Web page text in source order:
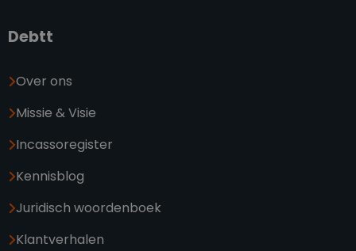
Debtt
Over ons
Missie & Visie
Incassoregister
Kennisblog
Juridisch woordenboek
Klantverhalen